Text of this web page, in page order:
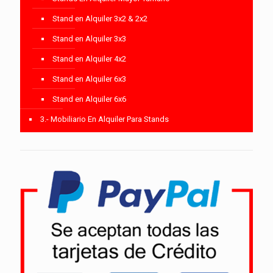
Stand en Alquiler 3x2 & 2x2
Stand en Alquiler 3x3
Stand en Alquiler 4x2
Stand en Alquiler 6x3
Stand en Alquiler 6x6
3.- Mobiliario En Alquiler Para Stands